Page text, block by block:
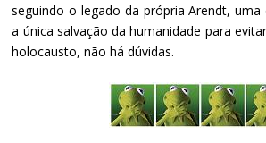
seguindo o legado da própria Arendt,
a única salvação da humanidade para
holocausto, não há dúvidas.